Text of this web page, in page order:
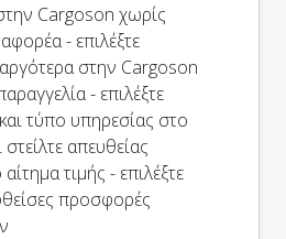
Cargoson χωρίς
- επιλέξτε
στην Cargoson
- επιλέξτε
τύπο υπηρεσίας στο
απευθείας
τιμής - επιλέξτε
προσφορές